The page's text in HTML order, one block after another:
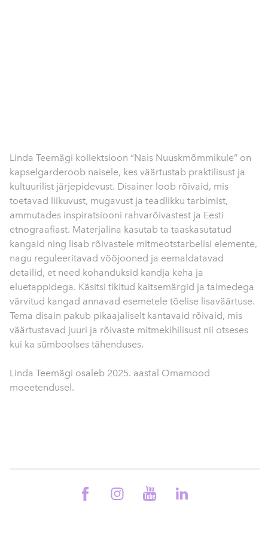
Linda Teemägi kollektsioon “Nais Nuuskmõmmikule” on
kapselgarderoob naisele, kes väärtustab praktilisust ja
kultuurilist järjepidevust. Disainer loob rõivaid, mis
toetavad liikuvust, mugavust ja teadlikku tarbimist,
ammutades inspiratsiooni rahvarõivastest ja Eesti
etnograafiast. Materjalina kasutab ta taaskasutatud
kangaid ning lisab rõivastele mitmeotstarbelisi elemente,
nagu reguleeritavad vööjooned ja eemaldatavad
detailid, et need kohanduksid kandja keha ja
eluetappidega. Käsitsi tikitud kaitsemärgid ja taimedega
värvitud kangad annavad esemetele tõelise lisaväärtuse.
Tema disain pakub pikaajaliselt kantavaid rõivaid, mis
väärtustavad juuri ja rõivaste mitmekihilisust nii otseses
kui ka sümboolses tähenduses.
Linda Teemägi osaleb 2025. aastal Omamood
moeetendusel.